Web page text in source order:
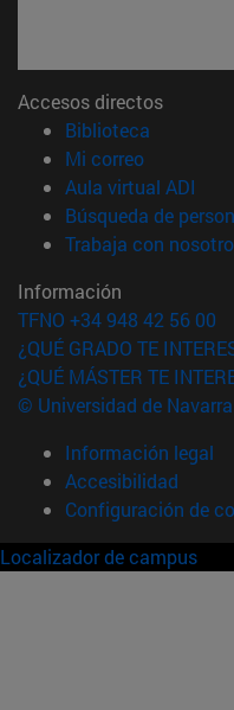
Accesos directos
Biblioteca
Mi correo(abre en
Aula virtual ADI
Búsqueda de
Trabaja con
Información
TFNO +34 948 42 56 00
¿QUÉ GRADO TE
¿QUÉ MÁSTER TE
© Universidad de Navarra
Información legal
Accesibilidad
Configuración de
Localizador de campus